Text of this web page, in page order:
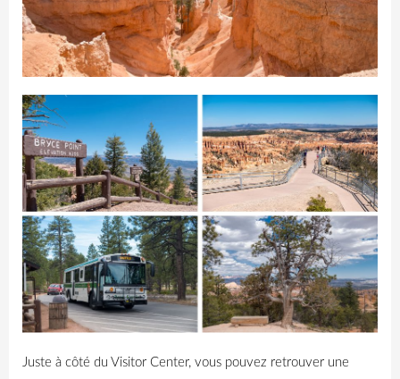
Juste à côté du Visitor Center, vous pouvez retrouver une